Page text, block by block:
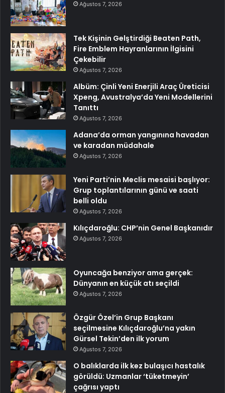
Ağustos 7, 2026
Tek Kişinin Gelştirdiği Beaten Path,
Fire Emblem Hayranlarının İlgisini
Çekebilir
Ağustos 7, 2026
Albüm: Çinli Yeni Enerjili Araç Üreticisi
Xpeng, Avustralya’da Yeni Modellerini
Tanıttı
Ağustos 7, 2026
Adana’da orman yangınına havadan
ve karadan müdahale
Ağustos 7, 2026
Yeni Parti’nin Meclis mesaisi başlıyor:
Grup toplantılarının günü ve saati
belli oldu
Ağustos 7, 2026
Kılıçdaroğlu: CHP’nin Genel Başkanıdır
Ağustos 7, 2026
Oyuncağa benziyor ama gerçek:
Dünyanın en küçük atı seçildi
Ağustos 7, 2026
Özgür Özel’in Grup Başkanı
seçilmesine Kılıçdaroğlu’na yakın
Gürsel Tekin’den ilk yorum
Ağustos 7, 2026
O balıklarda ilk kez bulaşıcı hastalık
görüldü: Uzmanlar ‘tüketmeyin’
çağrısı yaptı